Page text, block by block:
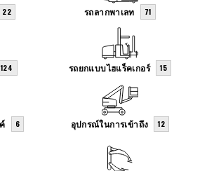
22 รถลากพาเลท 71
124 รถยกแบบไฮแร็คเกอร์ 15
6 อุปกรณ์ในการเข้าถึง 12